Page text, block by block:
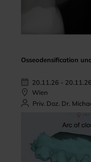
Osseodensification
20.11.26 - 20.11.26
Wien
Priv. Doz. Dr.